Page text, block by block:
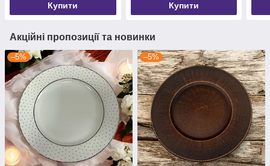
Купити Купити
Акційні пропозиції та новинки
–5% –5%